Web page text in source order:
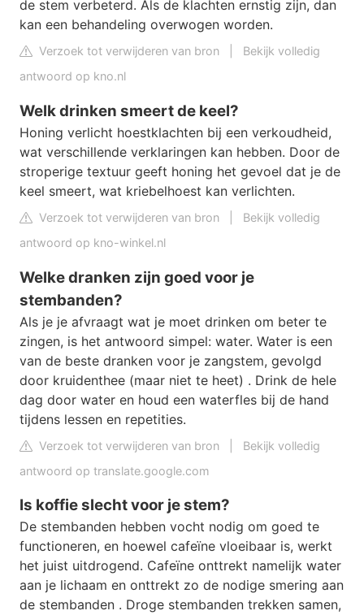
de stem verbeterd. Als de klachten ernstig zijn, dan
kan een behandeling overwogen worden.
Verzoek tot verwijderen van bron
Bekijk volledig
antwoord op kno.nl
Welk drinken smeert de keel?
Honing verlicht hoestklachten bij een verkoudheid,
wat verschillende verklaringen kan hebben. Door de
stroperige textuur geeft honing het gevoel dat je de
keel smeert, wat kriebelhoest kan verlichten.
Verzoek tot verwijderen van bron
Bekijk volledig
antwoord op kno-winkel.nl
Welke dranken zijn goed voor je
stembanden?
Als je je afvraagt ​​wat je moet drinken om beter te
zingen, is het antwoord simpel: water. Water is een
van de beste dranken voor je zangstem, gevolgd
door kruidenthee (maar niet te heet) . Drink de hele
dag door water en houd een waterfles bij de hand
tijdens lessen en repetities.
Verzoek tot verwijderen van bron
Bekijk volledig
antwoord op translate.google.com
Is koffie slecht voor je stem?
De stembanden hebben vocht nodig om goed te
functioneren, en hoewel cafeïne vloeibaar is, werkt
het juist uitdrogend. Cafeïne onttrekt namelijk water
aan je lichaam en onttrekt zo de nodige smering aan
de stembanden . Droge stembanden trekken samen,